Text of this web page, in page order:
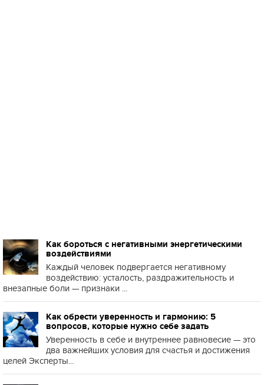
Как бороться с негативными энергетическими
воздействиями
Каждый человек подвергается негативному
воздействию: усталость, раздражительность и
внезапные боли — признаки ...
Как обрести уверенность и гармонию: 5
вопросов, которые нужно себе задать
Уверенность в себе и внутреннее равновесие — это
два важнейших условия для счастья и достижения
целей Эксперты...